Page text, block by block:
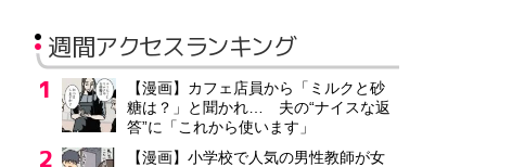
週間アクセスランキング
【漫画】カフェ店員から「ミルクと砂
糖は？」と聞かれ… 夫の“ナイスな返
答”に「これから使います」
【漫画】小学校で人気の男性教師が女